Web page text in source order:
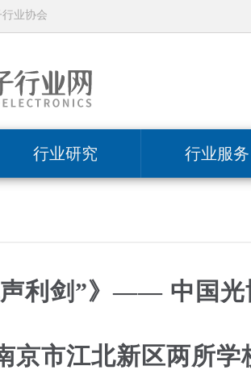
业协会
行业研究 行业服务
声利剑”》—— 中国
京市江北新区两所学